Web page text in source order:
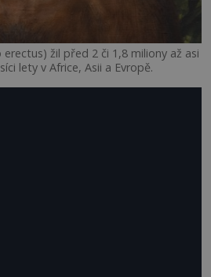
žil před 2 či 1,8 miliony až asi
lety v Africe, Asii a Evropě.